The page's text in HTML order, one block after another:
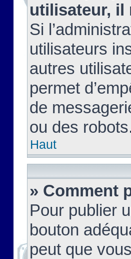
utilisateur, il
Si
utilisateurs
autres
permet
de
ou des
Haut
» Comment
Pour publier
bouton
peut que